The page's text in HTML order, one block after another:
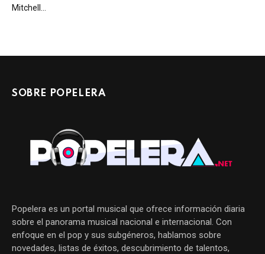
Mitchell…
SOBRE POPELERA
Popelera es un portal musical que ofrece información diaria
sobre el panorama musical nacional e internacional. Con
enfoque en el pop y sus subgéneros, hablamos sobre
novedades, listas de éxitos, descubrimiento de talentos,